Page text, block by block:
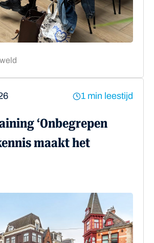
1 min leestijd
‘Onbegrepen
maakt het